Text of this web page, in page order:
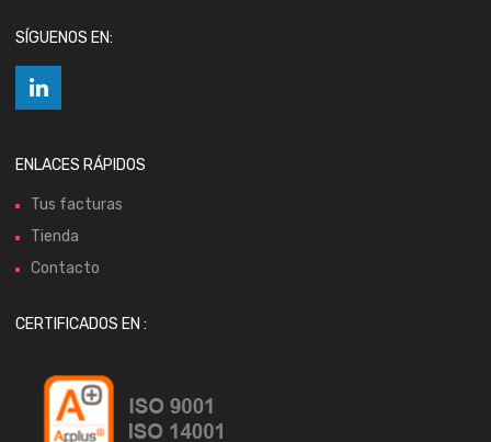
SÍGUENOS EN:
ENLACES RÁPIDOS
Tus facturas
Tienda
Contacto
CERTIFICADOS EN :